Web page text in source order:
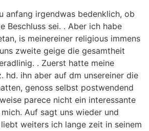
anfang irgendwas bedenklich, ob
Beschluss sei. . Aber ich habe
is meinereiner religious immens
zweite geige die gesamtheit
. Zuerst hatte meine
hd. ihn aber auf dm unsereiner die
genoss selbst postwendend
parece nicht ein interessante
Auf sagt uns wieder und
weiters ich lange zeit in seinem